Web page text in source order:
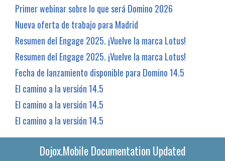
Primer webinar sobre lo que será Domino 2026
Nueva oferta de trabajo para Madrid
Resumen del Engage 2025. ¡Vuelve la marca Lotus!
Resumen del Engage 2025. ¡Vuelve la marca Lotus!
Fecha de lanzamiento disponible para Domino 14.5
El camino a la versión 14.5
El camino a la versión 14.5
El camino a la versión 14.5
Dojox.Mobile Documentation Updated